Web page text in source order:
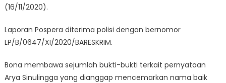
(16/11/2020).
Laporan Pospera diterima polisi dengan bernomor
LP/B/0647/XI/2020/BARESKRIM.
Bona membawa sejumlah bukti-bukti terkait pernyataan
Arya Sinulingga yang dianggap mencemarkan nama baik